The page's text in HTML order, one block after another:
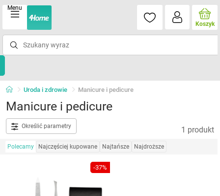
Menu
Koszyk
Uroda i zdrowie Manicure i pedicure
Manicure i pedicure
Określić parametry 1 produkt
Polecamy Najczęściej kupowane Najtańsze Najdroższe
-37%